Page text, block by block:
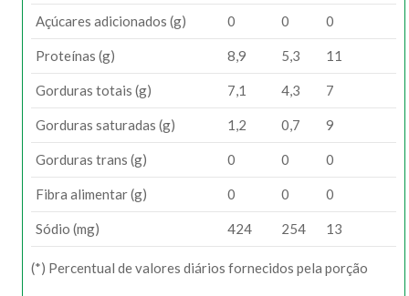
Açúcares adicionados (g) 0 0 0
Proteínas (g) 8,9 5,3 11
Gorduras totais (g) 7,1 4,3 7
Gorduras saturadas (g) 1,2 0,7 9
Gorduras trans (g) 0 0 0
Fibra alimentar (g) 0 0 0
Sódio (mg) 424 254 13
(*) Percentual de valores diários fornecidos pela porção